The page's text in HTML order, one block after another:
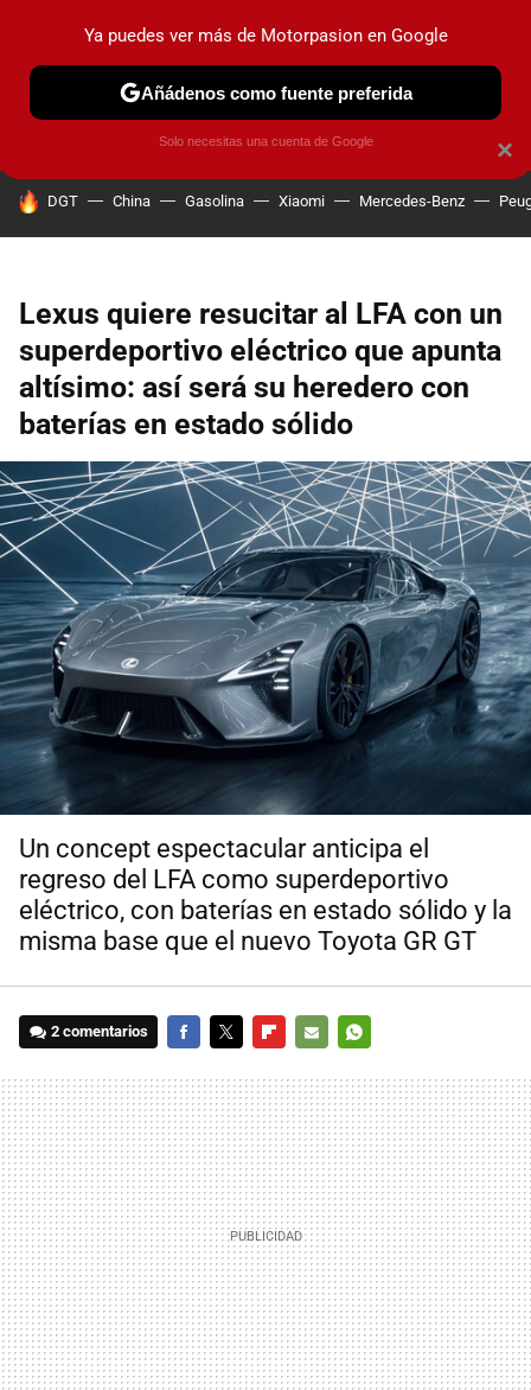
PRUEBAS COCHES ELÉCTRICOS OBSERVATORIO
HOY SE HABLA DE
DGT China Gasolina Xiaomi Mercedes-Benz
Lexus quiere resucitar al LFA con un
superdeportivo eléctrico que apunta
altísimo: así será su heredero con
baterías en estado sólido
Un concept espectacular anticipa el
regreso del LFA como superdeportivo
eléctrico, con baterías en estado sólido y la
misma base que el nuevo Toyota GR GT
2 comentarios
MAIL
×
Ya puedes ver más de Motorpasion en Google
Añádenos como fuente preferida
Solo necesitas una cuenta de Google